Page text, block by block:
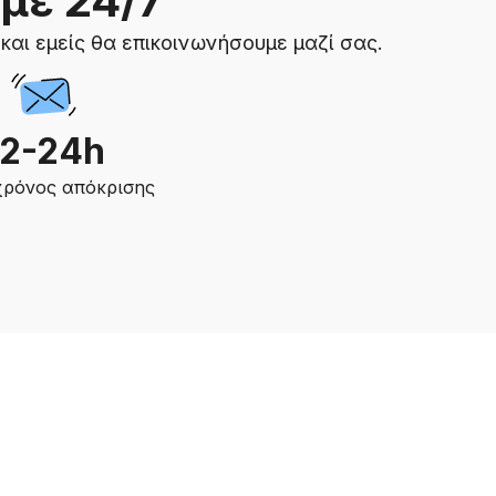
εμείς θα επικοινωνήσουμε μαζί σας.
24h
απόκρισης